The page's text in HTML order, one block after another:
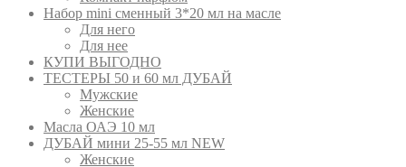
Набор mini сменный 3*20 мл на масле
Для него
Для нее
КУПИ ВЫГОДНО
ТЕСТЕРЫ 50 и 60 мл ДУБАЙ
Мужские
Женские
Масла ОАЭ 10 мл
ДУБАЙ мини 25-55 мл NEW
Женские